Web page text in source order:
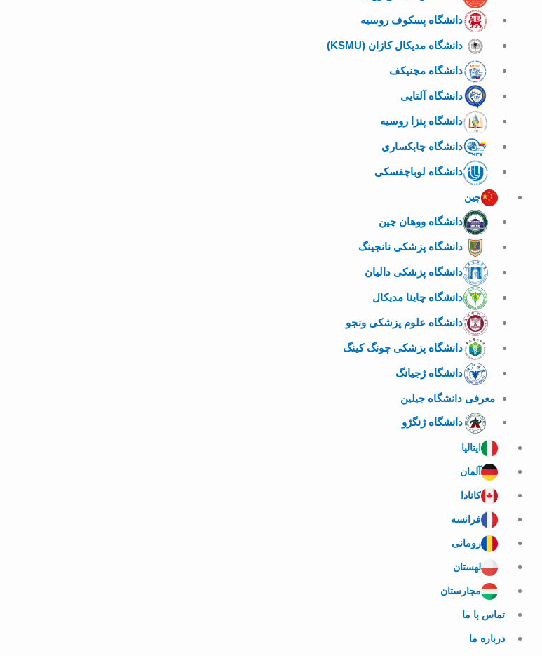
دانشگاه پسکوف روسیه
دانشگاه مدیکال کازان (KSMU)
دانشگاه مچنیکف
دانشگاه آلتایی
دانشگاه پنزا روسیه
دانشگاه چابکساری
دانشگاه لوباچفسکی
چین
دانشگاه ووهان چین
دانشگاه پزشکی نانجینگ
دانشگاه پزشکی دالیان
دانشگاه چاینا مدیکال
دانشگاه علوم پزشکی ونجو
دانشگاه پزشکی چونگ کینگ
دانشگاه ژجیانگ
معرفی دانشگاه جیلین
دانشگاه ژنگژو
ایتالیا
آلمان
کانادا
فرانسه
رومانی
لهستان
مجارستان
تماس با ما
درباره ما